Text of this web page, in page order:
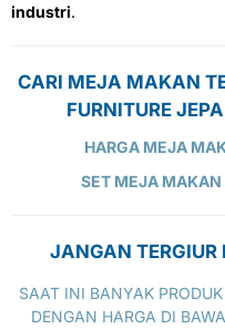
industri.
CARI MEJA MAKAN
FURNITURE
HARGA MEJA
SET MEJA MAKAN
JANGAN
SAAT INI BANYAK
DENGAN HARGA DI